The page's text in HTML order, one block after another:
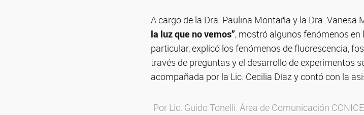
A cargo de la Dra. Paulina Montaña y la Dra. Vanesa
la luz que no vemos”, mostró algunos fenómenos
particular, explicó los fenómenos de fluorescencia,
través de preguntas y el desarrollo de experimentos
acompañada por la Lic. Cecilia Díaz y contó con la
Por Lic. Guido Tonelli. Área de Comunicación